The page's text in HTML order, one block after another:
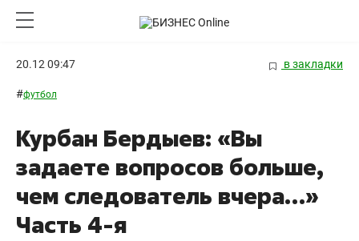
20.12 09:47 в закладки
#футбол
Курбан Бердыев: «Вы
задаете вопросов больше,
чем следователь вчера…»
Часть 4-я